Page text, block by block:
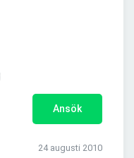
Ansök
24 augusti 2010